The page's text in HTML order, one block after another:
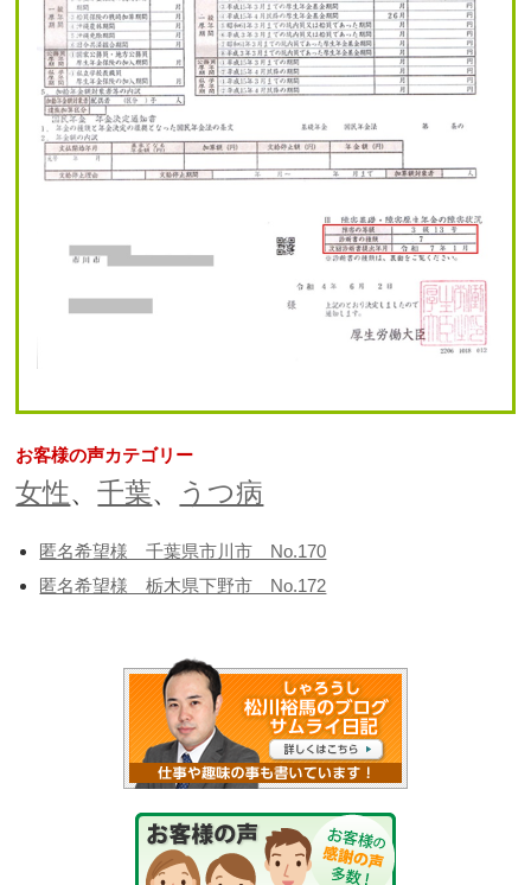
お客様の声カテゴリー
女性、千葉、 うつ病
匿名希望様 千葉県市川市 No.170
匿名希望様 栃木県下野市 No.172